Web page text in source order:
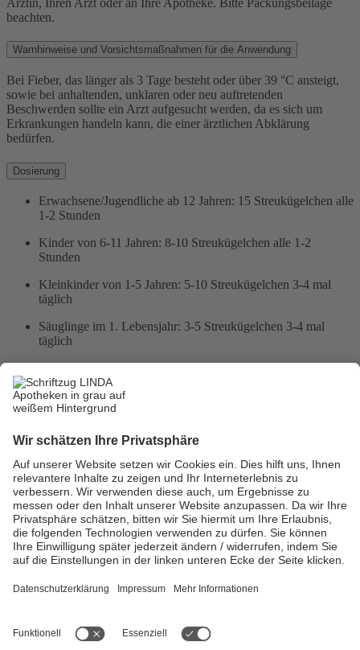
beachten.
Warnhinweise und Vorsichtsmaßnahmen für die Anwendung
Bei Fieber, das länger als 3 Tage besteht oder über 39 °C ansteigt,
sowie bei anhaltenden, unklaren oder neu auftretenden
Beschwerden sollte ein Arzt aufgesucht werden, da es sich um
Erkrankungen handeln kann, die einer ärztlichen Abklärung
bedürfen.
Dosierung
Erwachsene/Jugendliche ab 12 Jahren: 15 Streukügelchen alle
1-2 Stunden
Kinder von 6-11 Jahren: 8-10 Streukügelchen alle 1-2
Stunden
Kleinkinder von 1-5 Jahren: 5-10 Streukügelchen 3-4 mal
täglich
Säuglinge im 1. Lebensjahr: 3-5 Streukügelchen 3-4 mal
täglich
Nehmen Sie bitte keine doppelte Dosis, wenn Sie die vorherige
Einnahme vergessen haben.
Hersteller:
Weleda AG
Möhlerstr.3-5
73525 Schwäbisch Gmünd
E-Mail:dialog[at]weleda.de
letzte Aktualisierung am16.09.2025 - 16:46 Uhr
LINDA Jobfinder| Datenschutz